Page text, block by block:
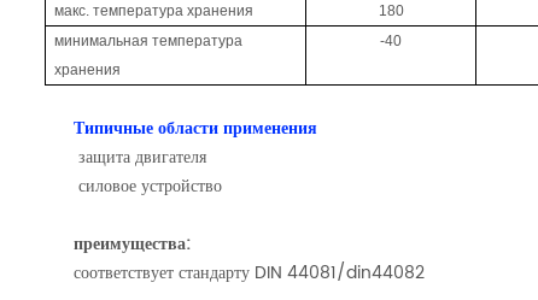
макс. температура хранения
180
минимальная температура
хранения
-40
Типичные области применения
защита двигателя
силовое устройство
преимущества:
соответствует стандарту DIN 44081/din44082